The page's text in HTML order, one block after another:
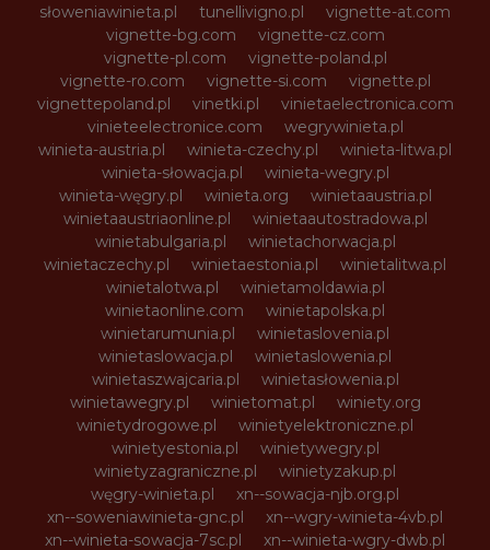
słoweniawinieta.pl
tunellivigno.pl
vignette-at.com
vignette-bg.com
vignette-cz.com
vignette-pl.com
vignette-poland.pl
vignette-ro.com
vignette-si.com
vignette.pl
vignettepoland.pl
vinetki.pl
vinietaelectronica.com
vinieteelectronice.com
wegrywinieta.pl
winieta-austria.pl
winieta-czechy.pl
winieta-litwa.pl
winieta-słowacja.pl
winieta-wegry.pl
winieta-węgry.pl
winieta.org
winietaaustria.pl
winietaaustriaonline.pl
winietaautostradowa.pl
winietabulgaria.pl
winietachorwacja.pl
winietaczechy.pl
winietaestonia.pl
winietalitwa.pl
winietalotwa.pl
winietamoldawia.pl
winietaonline.com
winietapolska.pl
winietarumunia.pl
winietaslovenia.pl
winietaslowacja.pl
winietaslowenia.pl
winietaszwajcaria.pl
winietasłowenia.pl
winietawegry.pl
winietomat.pl
winiety.org
winietydrogowe.pl
winietyelektroniczne.pl
winietyestonia.pl
winietywegry.pl
winietyzagraniczne.pl
winietyzakup.pl
węgry-winieta.pl
xn--sowacja-njb.org.pl
xn--soweniawinieta-gnc.pl
xn--wgry-winieta-4vb.pl
xn--winieta-sowacja-7sc.pl
xn--winieta-wgry-dwb.pl